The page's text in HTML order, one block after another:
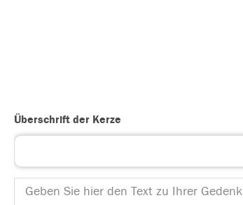
Überschrift der Kerze